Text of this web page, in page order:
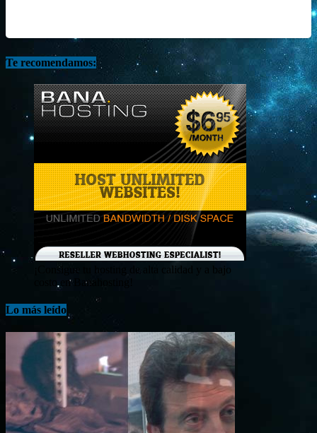
Te recomendamos:
¡Consigue tu hosting de alta calidad y a bajo
costo en Banahosting!
Lo más leído